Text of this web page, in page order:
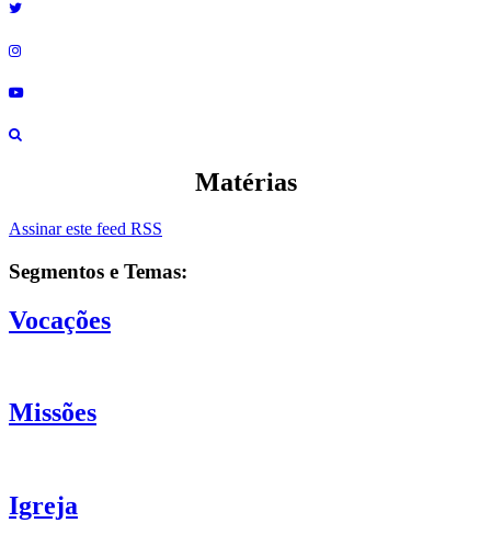
Matérias
Assinar este feed RSS
Segmentos e Temas:
Vocações
Missões
Igreja